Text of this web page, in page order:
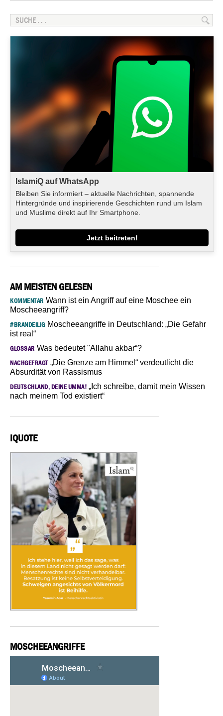
IslamiQ auf WhatsApp
Bleiben Sie informiert – aktuelle Nachrichten, spannende
Hintergründe und inspirierende Geschichten rund um Islam
und Muslime direkt auf Ihr Smartphone.
Jetzt beitreten!
AM MEISTEN GELESEN
KOMMENTAR Wann ist ein Angriff auf eine Moschee ein
Moscheeangriff?
#BRANDEILIGMoscheeangriffe in Deutschland: „Die Gefahr
ist real“
GLOSSAR Was bedeutet "Allahu akbar“?
NACHGEFRAGT„Die Grenze am Himmel“ verdeutlicht die
Absurdität von Rassismus
DEUTSCHLAND, DEINE UMMA! „Ich schreibe, damit mein Wissen
nach meinem Tod existiert“
IQUOTE
MOSCHEEANGRIFFE